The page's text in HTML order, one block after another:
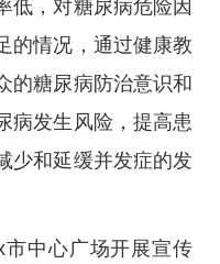
低，对糖尿病危险因
的情况，通过健康教
的糖尿病防治意识和
病发生风险，提高患
少和延缓并发症的发
中心广场开展宣传